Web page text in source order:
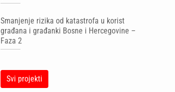
Smanjenje rizika od katastrofa u korist
građana i građanki Bosne i Hercegovine –
Faza 2
Svi projekti